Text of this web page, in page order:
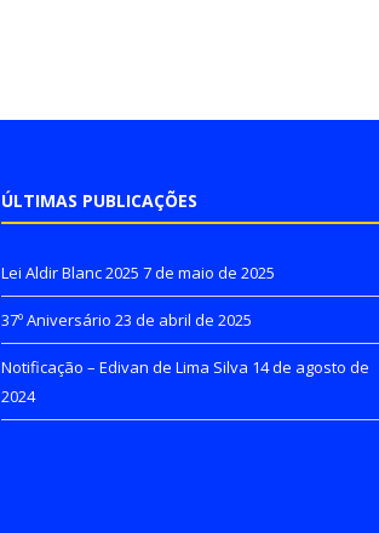
ÚLTIMAS PUBLICAÇÕES
Lei Aldir Blanc 2025 7 de maio de 2025
37º Aniversário 23 de abril de 2025
Notificação – Edivan de Lima Silva 14 de agosto de
2024